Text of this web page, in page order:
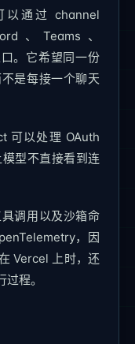
以通过 channel
、Teams、
。它希望同一份
是每接一个聊天
可以处理 OAuth
型不直接看到连
调用以及沙箱命
，因
Vercel 上时，还
程。